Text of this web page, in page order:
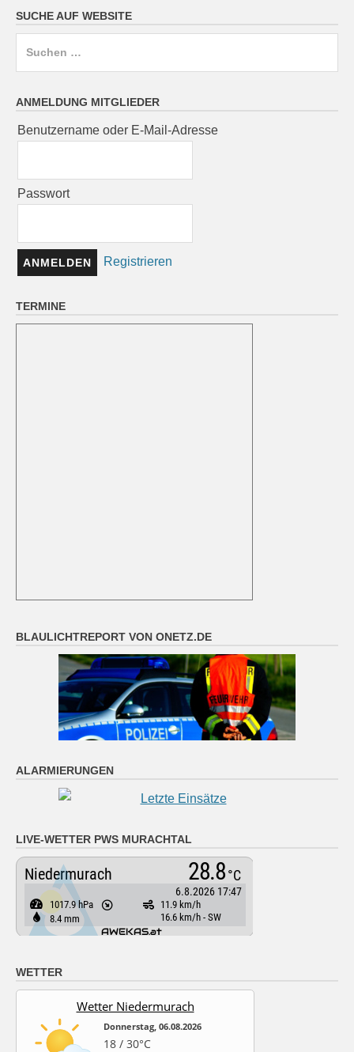
SUCHE AUF WEBSITE
ANMELDUNG MITGLIEDER
Benutzername oder E-Mail-Adresse
Passwort
Registrieren
TERMINE
BLAULICHTREPORT VON ONETZ.DE
ALARMIERUNGEN
LIVE-WETTER PWS MURACHTAL
WETTER
Wetter Niedermurach
Donnerstag, 06.08.2026
18 / 30°C